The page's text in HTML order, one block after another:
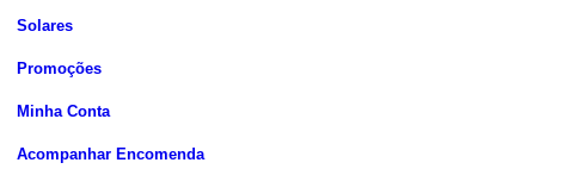
Solares
Promoções
Minha Conta
Acompanhar Encomenda